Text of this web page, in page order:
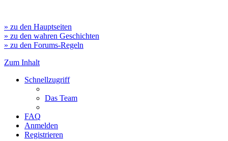
» zu den Hauptseiten
» zu den wahren Geschichten
» zu den Forums-Regeln
Zum Inhalt
Schnellzugriff
Das Team
FAQ
Anmelden
Registrieren